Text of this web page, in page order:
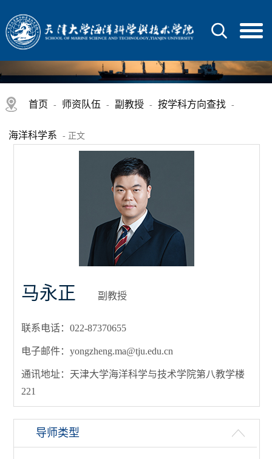
首页 - 师资队伍 - 副教授 - 按学科方向查找 -
海洋科学系 - 正文
马永正 副教授
联系电话：022-87370655
电子邮件：yongzheng.ma@tju.edu.cn
通讯地址：天津大学海洋科学与技术学院第八教学楼
221
导师类型